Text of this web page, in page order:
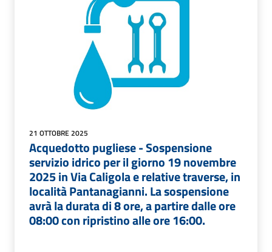
21 OTTOBRE 2025
Acquedotto pugliese - Sospensione
servizio idrico per il giorno 19 novembre
2025 in Via Caligola e relative traverse, in
località Pantanagianni. La sospensione
avrà la durata di 8 ore, a partire dalle ore
08:00 con ripristino alle ore 16:00.